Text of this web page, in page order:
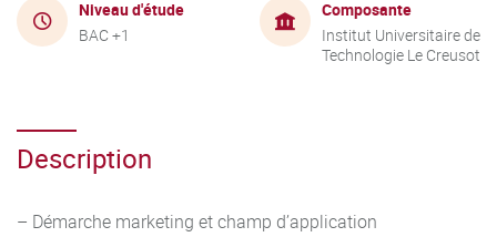
Niveau d'étude
BAC +1
Composante
Institut Universitaire de
Technologie Le Creusot
Description
– Démarche marketing et champ d’application